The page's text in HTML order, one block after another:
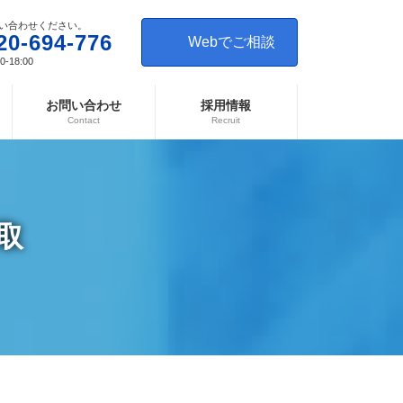
合わせください。
694-776
18:00
Webでご相談
お問い合わせ
Contact
採用情報
Recruit